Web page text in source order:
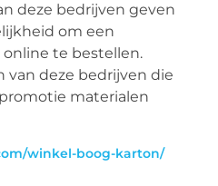
deze bedrijven geven
om een
te bestellen.
van deze bedrijven die
materialen
winkel-boog-karton/